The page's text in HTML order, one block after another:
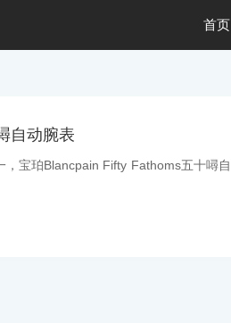
首页
自动腕表
宝珀Blancpain Fifty Fathoms五十噚自